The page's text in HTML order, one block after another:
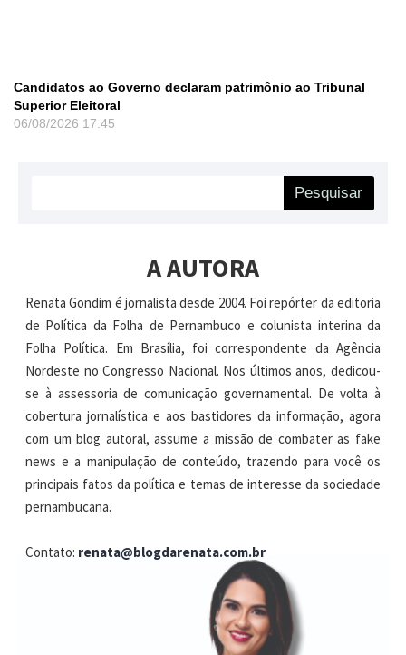
Candidatos ao Governo declaram patrimônio ao Tribunal
Superior Eleitoral
06/08/2026 17:45
Pesquisar
A AUTORA
Renata Gondim é jornalista desde 2004. Foi repórter da editoria
de Política da Folha de Pernambuco e colunista interina da
Folha Política. Em Brasília, foi correspondente da Agência
Nordeste no Congresso Nacional. Nos últimos anos, dedicou-
se à assessoria de comunicação governamental. De volta à
cobertura jornalística e aos bastidores da informação, agora
com um blog autoral, assume a missão de combater as fake
news e a manipulação de conteúdo, trazendo para você os
principais fatos da política e temas de interesse da sociedade
pernambucana.
Contato: renata@blogdarenata.com.br